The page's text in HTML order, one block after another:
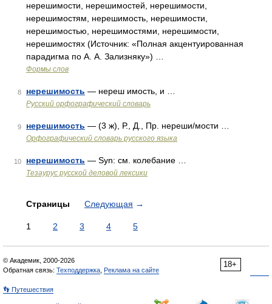
нерешимости, нерешимостей, нерешимости,
нерешимостям, нерешимость, нерешимости,
нерешимостью, нерешимостями, нерешимости,
нерешимостях (Источник: «Полная акцентуированная
парадигма по А. А. Зализняку») …
Формы слов
8 нерешимость — нереш имость, и …
Русский орфографический словарь
9 нерешимость — (3 ж), Р., Д., Пр. нереши/мости …
Орфографический словарь русского языка
10 нерешимость — Syn: см. колебание …
Тезаурус русской деловой лексики
Страницы Следующая →
1 2 3 4 5
18+
© Академик, 2000-2026
Обратная связь: Техподдержка Реклама на сайте
👣 Путешествия